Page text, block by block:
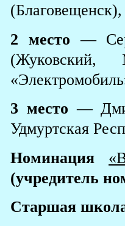
2 место —
(Жуковский,
3 место —
Удмуртская
Номинация
(учредитель
Старшая